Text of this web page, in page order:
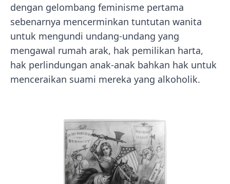
dengan gelombang feminisme pertama
sebenarnya mencerminkan tuntutan wanita
untuk mengundi undang-undang yang
mengawal rumah arak, hak pemilikan harta,
hak perlindungan anak-anak bahkan hak untuk
menceraikan suami mereka yang alkoholik.